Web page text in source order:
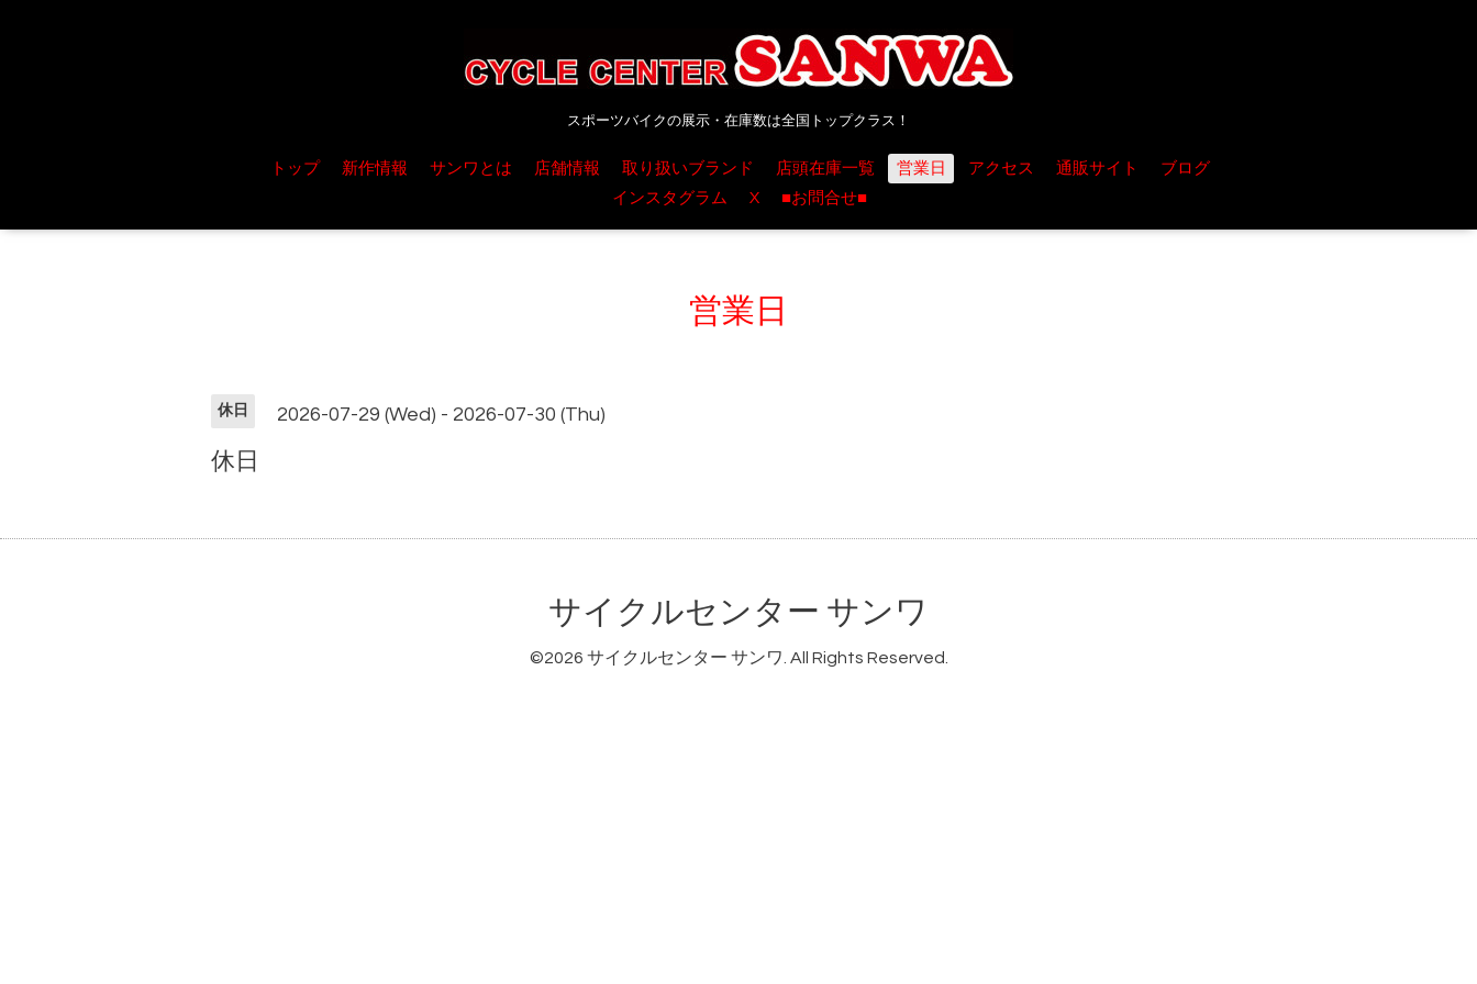
スポーツバイクの展示・在庫数は全国トップクラス！
トップ 新作情報 サンワとは 店舗情報 取り扱いブランド 店頭在庫一覧 営業日 アクセス 通販サイト
ブログ
インスタグラム
X ■お問合せ■
営業日
休日 2026-07-29 (Wed) - 2026-07-30 (Thu)
休日
サイクルセンター サンワ
©2026 サイクルセンター サンワ. All Rights Reserved.